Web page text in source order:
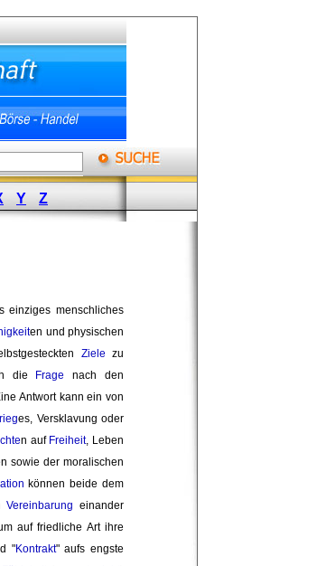
Y Z
einziges menschliches
en und physischen
Ziele zu
die Frage nach den
Antwort kann ein von
es, Versklavung oder
n auf Freiheit, Leben
sowie der moralischen
können beide dem
Vereinbarung einander
auf friedliche Art ihre
"Kontrakt" aufs engste